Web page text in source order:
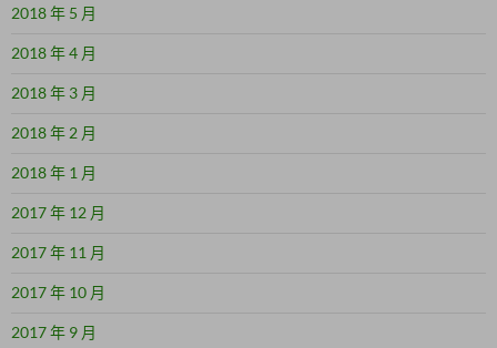
2018 年 5 月
2018 年 4 月
2018 年 3 月
2018 年 2 月
2018 年 1 月
2017 年 12 月
2017 年 11 月
2017 年 10 月
2017 年 9 月